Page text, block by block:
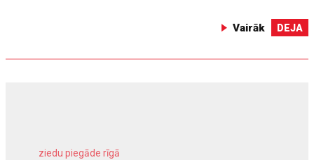
Vairāk DEJA
ziedu piegāde rīgā